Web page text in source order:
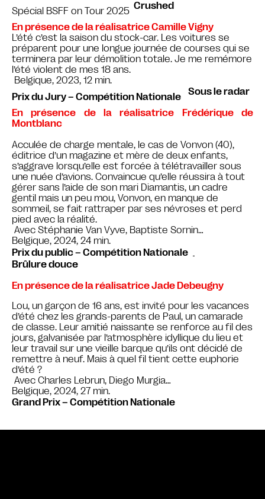
Spécial BSFF on Tour 2025 Crushed
En présence de la réalisatrice Camille Vigny
L’été c’est la saison du stock-car. Les voitures se
préparent pour une longue journée de courses qui se
terminera par leur démolition totale. Je me remémore
l’été violent de mes 18 ans.
Belgique, 2023, 12 min.
Prix du Jury – Compétition Nationale
Sous le radar
En présence de la réalisatrice Frédérique de
Montblanc
Acculée de charge mentale, le cas de Vonvon (40),
éditrice d’un magazine et mère de deux enfants,
s’aggrave lorsqu’elle est forcée à télétravailler sous
une nuée d’avions. Convaincue qu’elle réussira à tout
gérer sans l’aide de son mari Diamantis, un cadre
gentil mais un peu mou, Vonvon, en manque de
sommeil, se fait rattraper par ses névroses et perd
pied avec la réalité.
Avec Stéphanie Van Vyve, Baptiste Sornin…
Belgique, 2024, 24 min.
Prix du public – Compétition Nationale
Brûlure douce
En présence de la réalisatrice Jade Debeugny
Lou, un garçon de 16 ans, est invité pour les vacances
d’été chez les grands-parents de Paul, un camarade
de classe. Leur amitié naissante se renforce au fil des
jours, galvanisée par l’atmosphère idyllique du lieu et
leur travail sur une vieille barque qu’ils ont décidé de
remettre à neuf. Mais à quel fil tient cette euphorie
d’été ?
Avec Charles Lebrun, Diego Murgia…
Belgique, 2024, 27 min.
Grand Prix – Compétition Nationale